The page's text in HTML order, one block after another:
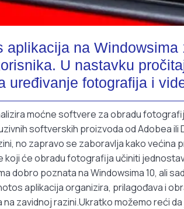
aplikacija na Windowsima
U nastavku
uređivanje fotografija i
moćne softvere za obradu
softverskih proizvoda od Adobea ili
no zapravo se zaboravlja kako većina
koji će obradu fotografija učiniti
dobro poznata na Windowsima 10, ali
aplikacija organizira, prilagođava i
zavidnoj razini.Ukratko možemo reći